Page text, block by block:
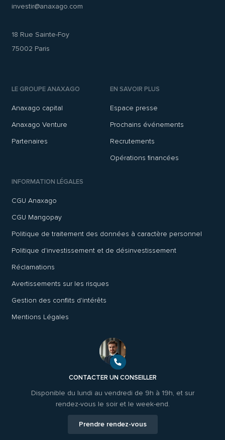
investir@anaxago.com
18 Rue Sainte-Foy
75002 Paris
LE GROUPE ANAXAGO
Anaxago capital
Anaxago Venture
Partenaires
EN SAVOIR PLUS
Espace presse
Prochains événements
Recrutements
Opérations financées
INFORMATION LÉGALES
CGU Anaxago
CGU Mangopay
Politique de traitement des données à caractère personnel
Politique d'investissement et de désinvestissement
Réclamations
Avertissements sur les risques
Gestion des conflits d'intérêts
Mentions Légales
CONTACTER UN CONSEILLER
Disponible du lundi au vendredi de 9h à 19h, et sur
rendez-vous le soir et le week-end.
Prendre rendez-vous